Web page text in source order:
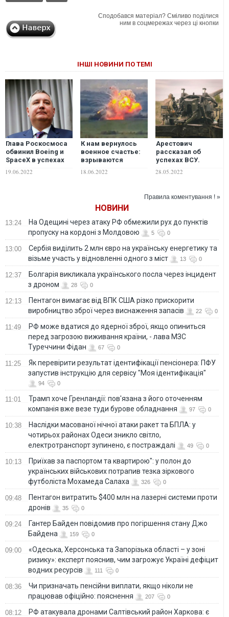
Сподобався матеріал? Сміливо поділися
ним в соцмережах через ці кнопки
ІНШІ НОВИНИ ПО ТЕМІ
Глава Роскосмоса
обвинил Boeing и
SpaceX в успехах
19.06.2022
К нам вернулось
военное счастье:
взрываются
вражеские
18.06.2022
Арестович
рассказал об
успехах ВСУ.
28.05.2022
Правила коментування ! »
НОВИНИ
13:24
На Одещині через атаку РФ обмежили рух до пунктів
пропуску на кордоні з Молдовою
5 0
13:00
Сербія виділить 2 млн євро на українську енергетику та
візьме участь у відновленні одного з міст
13 0
12:37
Болгарія викликала українського посла через інцидент
з дроном
28 0
12:13
Пентагон вимагає від ВПК США різко прискорити
виробництво зброї через виснаження запасів
22 0
11:49
РФ може вдатися до ядерної зброї, якщо опиниться
перед загрозою виживання країни, - лава МЗС
Туреччини Фідан
67 0
11:25
Як перевірити результат ідентифікації пенсіонера: ПФУ
запустив інструкцію для сервісу "Моя ідентифікація"
94 0
11:01
Трамп хоче Гренландії: пов'язана з його оточенням
компанія вже везе туди бурове обладнання
97 0
10:38
Наслідки масованої нічної атаки ракет та БПЛА: у
чотирьох районах Одеси зникло світло,
електротранспорт зупинено, є постраждалі
49 0
10:13
Приїхав за паспортом та квартирою": у полон до
українських військових потрапив тезка зіркового
футболіста Мохамеда Салаха
326 0
09:48
Пентагон витратить $400 млн на лазерні системи проти
дронів
35 0
09:24
Гантер Байден повідомив про погіршення стану Джо
Байдена
159 0
09:00
«Одеська, Херсонська та Запорізька області – у зоні
ризику»: експерт пояснив, чим загрожує Україні дефіцит
водних ресурсів
111 0
08:36
Чи призначать пенсійни виплати, якщо ніколи не
працював офіційно: пояснення
207 0
08:12
РФ атакувала дронами Салтівський район Харкова: є